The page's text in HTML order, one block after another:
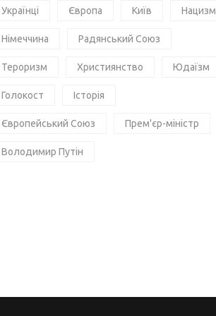
Українці Європа Київ Нацизм
Німеччина Радянський Союз
Тероризм Християнство Юдаїзм
Голокост Історія
Європейський Союз Прем'єр-міністр
Володимир Путін